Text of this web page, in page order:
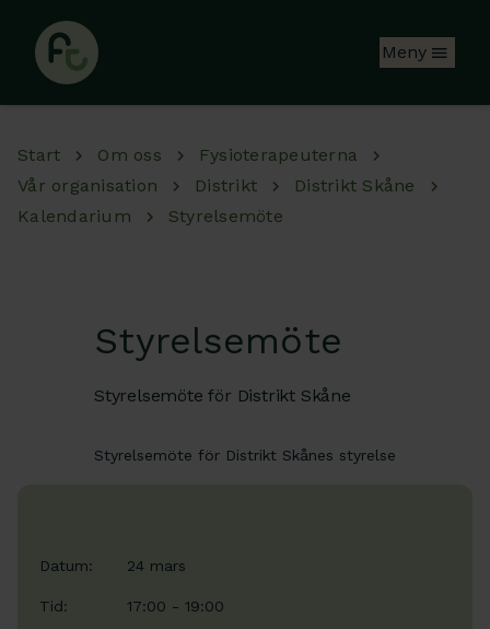
Meny
Start Om oss
Fysioterapeuterna
Vår organisation
Distrikt
Distrikt Skåne
Kalendarium
Styrelsemöte
Datum: 24 mars
Tid: 17:00 - 19:00
Styrelsemöte
Styrelsemöte för Distrikt Skåne
Styrelsemöte för Distrikt Skånes styrelse